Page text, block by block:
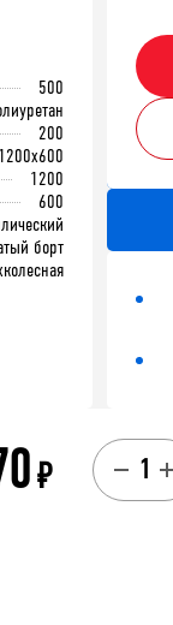
500
200
1200x600
1200
600
борт
₽